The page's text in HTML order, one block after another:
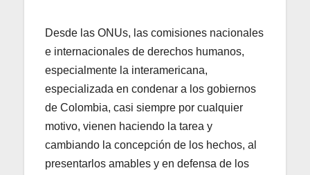
Desde las ONUs, las comisiones nacionales
e internacionales de derechos humanos,
especialmente la interamericana,
especializada en condenar a los gobiernos
de Colombia, casi siempre por cualquier
motivo, vienen haciendo la tarea y
cambiando la concepción de los hechos, al
presentarlos amables y en defensa de los